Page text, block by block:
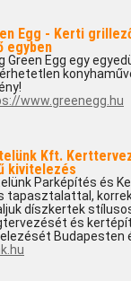
Egg - Kerti
egyben
Green Egg egy
www.greenegg.hu
Kft.
kivitelezés
Parképítés és
tapasztalattal,
díszkertek
és
Budapesten